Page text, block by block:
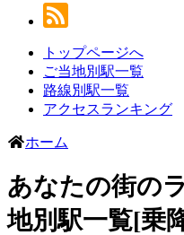
トップページへ
ご当地別駅一覧
路線別駅一覧
アクセスランキング
ホーム
あなたの街の
地別駅一覧[乗